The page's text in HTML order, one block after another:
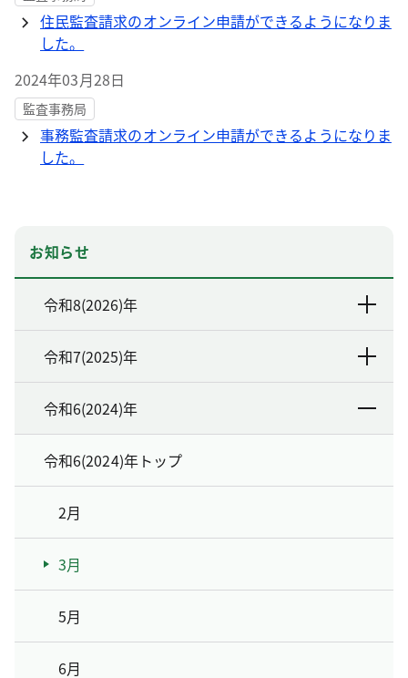
住民監査請求のオンライン申請ができるようになりま
した。
2024年03月28日
監査事務局
事務監査請求のオンライン申請ができるようになりま
した。
お知らせ
令和8(2026)年
令和7(2025)年
令和6(2024)年
令和6(2024)年トップ
2月
3月
5月
6月